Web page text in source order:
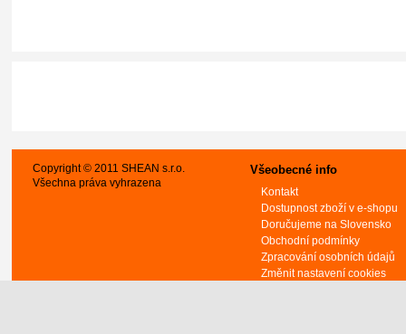
Copyright © 2011 SHEAN s.r.o.
Všechna práva vyhrazena
Všeobecné info
Kontakt
Dostupnost zboží v e-shopu
Doručujeme na Slovensko
Obchodní podmínky
Zpracování osobních údajů
Změnit nastavení cookies